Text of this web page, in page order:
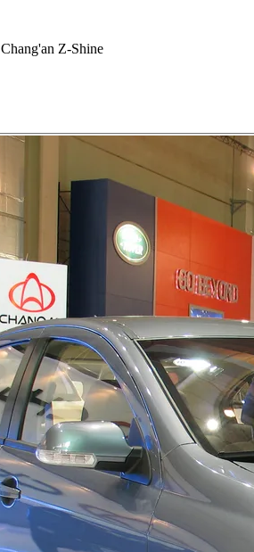
Chang'an Z-Shine